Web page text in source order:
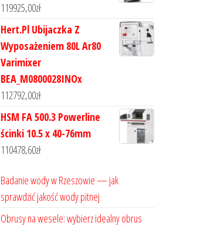
119925,00zł
Hert.Pl Ubijaczka Z
Wyposażeniem 80L Ar80
Varimixer
BEA_M0800028INOx
112792,00zł
HSM FA 500.3 Powerline
ścinki 10.5 x 40-76mm
110478,60zł
Badanie wody w Rzeszowie — jak
sprawdzić jakość wody pitnej
Obrusy na wesele: wybierz idealny obrus